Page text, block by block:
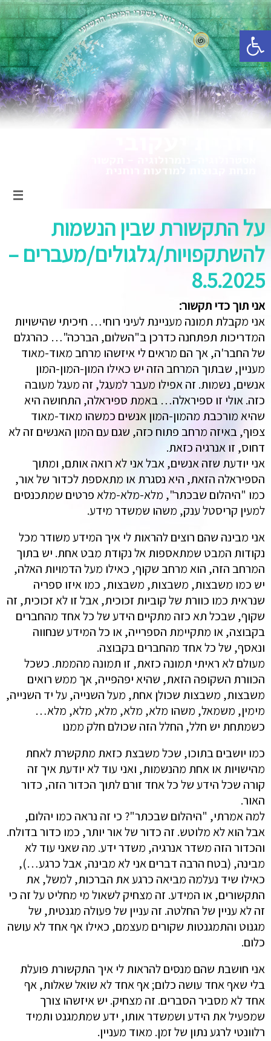
פתח סרגל נגישות
על התקשורת שבין הנשמות
להשתקפויות/גלגולים/מעברים –
8.5.2025
אני תוך כדי תקשור:
אני מקבלת תמונה מעניינת לעיני רוחי… חיכיתי שהישויות
המדריכות תפתחנה כדרכן ב"השלום, הברכה"… כהרגלם
של החבר'ה, אך הם מראים לי איזשהו מרחב מאוד-מאוד
מעניין, שבתוך המרחב הזה יש כאילו המון-המון-המון
אנשים, נשמות. זה אפילו מעבר למעגל, זה מעגל מעובה
כזה. אולי זו ספיראלה… באמת ספיראלה, התחושה היא
שהיא מורכבת מהמון-המון אנשים כמשהו מאוד-מאוד
צפוף, באיזה מרחב פתוח כזה, שגם עם המון האנשים זה לא
דחוס, זו אנרגיה כזאת.
אני יודעת שזה אנשים, אבל אני לא רואה אותם, ומתוך
הספיראלה הזאת, היא נסגרת או מתאספת לכדור של אור,
כמו "היהלום שבכתר", מלא-מלא-מלא פרטים שמתכנסים
למעין קריסטל ענק, משהו שמשדר מידע.
אני מבינה שהם רוצים להראות לי איך המידע משודר מכל
נקודות המבט שמתאספות אל נקודת מבט אחת. יש בתוך
המרחב הזה, הוא מרחב שקוף, כאילו מעל הדמויות האלה,
יש כמו משבצות, משבצות, משבצות, כמו איזו ספריה
שנראית כמו כוורת של קוביות זכוכית, אבל זו לא זכוכית, זה
שקוף, שבכל תא כזה מתקיים הידע של כל אחד מהחברים
בקבוצה, או מתקיימת הספרייה, או כל המידע שנחווה
ונאסף, של כל אחד מהחברים בקבוצה.
מעולם לא ראיתי תמונה כזאת, זו תמונה מהממת. כשכל
הכוורת השקופה הזאת, שהיא יפהפייה, אך ממש רואים
משבצות, משבצות שכולן אחת, מעל השנייה, על יד השנייה,
מימין, משמאל, משהו מלא, מלא, מלא, מלא, מלא…
כשמתחת יש חלל, החלל הזה שכולם חלק ממנו
כמו יושבים בתוכו, שכל משבצת כזאת מתקשרת לאחת
מהישויות או אחת מהנשמות, ואני עוד לא יודעת איך זה
קורה שכל הידע של כל אחד זורם לתוך הכדור הזה, כדור
האור.
למה אמרתי, "היהלום שבכתר"? כי זה נראה כמו יהלום,
אבל הוא לא מלוטש. זה כדור של אור יותר, כמו כדור בדולח.
והכדור הזה משדר אנרגיה, משדר ידע. מה שאני עוד לא
מבינה, (בטח הרבה דברים אני לא מבינה, אבל כרגע…),
כאילו שיד נעלמה מביאה כרגע את הברכות, למשל, את
התקשורים, או המידע. זה מצחיק לשאול מי מחליט על זה כי
זה לא עניין של החלטה. זה עניין של פעולה מגנטית, של
מגנוט והתמגנטות שקורים מעצמם, כאילו אף אחד לא עושה
כלום.
אני חושבת שהם מנסים להראות לי איך התקשורת פועלת
בלי שאף אחד עושה כלום; אף אחד לא שואל שאלות, אף
אחד לא מסביר הסברים. זה מצחיק. יש איזשהו צורך
שמפעיל את הידע ושמשדר אותו, ידע שמתמגנט ותמיד
רלוונטי לרגע נתון של זמן. מאוד מעניין.